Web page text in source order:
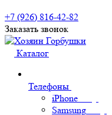
+7 (926) 816-42-82
Заказать звонок
Каталог
Телефоны
iPhone
Samsung